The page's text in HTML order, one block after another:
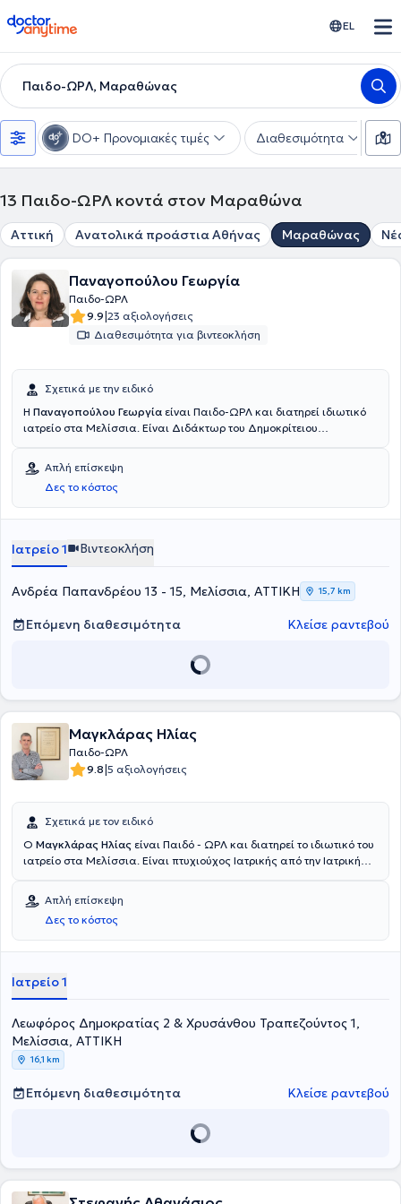
doctoranytime EL
Παιδο-ΩΡΛ, Μαραθώνας
DO+ Προνομιακές τιμές Διαθεσιμότητα
13 Παιδο-ΩΡΛ κοντά στον Μαραθώνα
Αττική Ανατολικά προάστια Αθήνας Μαραθώνας
Παναγοπούλου Γεωργία
Παιδο-ΩΡΛ
9.9|23 αξιολογήσεις
Διαθεσιμότητα για βιντεοκλήση
Σχετικά με την ειδικό
Η Παναγοπούλου Γεωργία είναι Παιδο-ΩΡΛ και διατηρεί ιδιωτικό
ιατρείο στα Μελίσσια. Είναι Διδάκτωρ του Δημοκρίτειου
Εθνικού και Καποδιστριακού Πανεπιστημίου Αθηνών. Ειδικεύθηκε
στην Παιδοωτορινολαρυγγολογία και στην Ωτορινολαρυγγολογία
ενηλίκων στο Γενικό Νοσοκομείο Παίδων Πεντέλης και στο Γενικό
Νοσοκομείο Αθηνών Κοργιαλένιο - Μπενάκειο Ελληνικού Ερυθρού
πολλά ιδιωτικά Νοσοκομεία και Πολυϊατρεία, καθώς και στους
Γιατρούς SOS. Τέλος, έχει συμμετάσχει ως ακροάτρια και ως
στο τομέα της ειδίκευσής της.
Απλή επίσκεψη
Δες το κόστος
Ιατρείο 1 Βιντεοκλήση
Ανδρέα Παπανδρέου 13 - 15, Μελίσσια, ΑΤΤΙΚΗ 15,7 km
Επόμενη διαθεσιμότητα Κλείσε ραντεβού
Μαγκλάρας Ηλίας
Παιδο-ΩΡΛ
9.8|5 αξιολογήσεις
Σχετικά με τον ειδικό
Ο Μαγκλάρας Ηλίας είναι Παιδό - ΩΡΛ και διατηρεί το ιδιωτικό του
ιατρείο στα Μελίσσια. Είναι πτυχιούχος Ιατρικής από την Ιατρική
ιατρός ειδικεύτηκε στην Ωτορινολαρυγγολογία στο Τζάνειο
Νοσοκομείο Πειραιά, στο Νοσοκομείο Παμμακάριστος και στην
Παιδοχειρουργική στο Νοσοκομείο Νίκαιας. Τέλος, ο ιατρός
διατελεί Επιστημονικός Συνεργάτης του Νοσοκομείου ΜΗΤΕΡΑ και
Απλή επίσκεψη
Δες το κόστος
Ιατρείο 1
Λεωφόρος Δημοκρατίας 2 & Χρυσάνθου Τραπεζούντος 1,
Μελίσσια, ΑΤΤΙΚΗ
16,1 km
Επόμενη διαθεσιμότητα Κλείσε ραντεβού